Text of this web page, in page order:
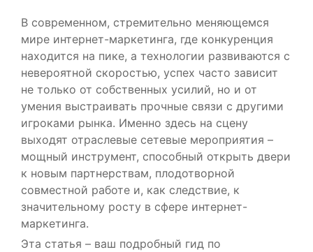
В современном, стремительно меняющемся
мире интернет-маркетинга, где конкуренция
находится на пике, а технологии развиваются с
невероятной скоростью, успех часто зависит
не только от собственных усилий, но и от
умения выстраивать прочные связи с другими
игроками рынка. Именно здесь на сцену
выходят отраслевые сетевые мероприятия –
мощный инструмент, способный открыть двери
к новым партнерствам, плодотворной
совместной работе и, как следствие, к
значительному росту в сфере интернет-
маркетинга.
Эта статья – ваш подробный гид по